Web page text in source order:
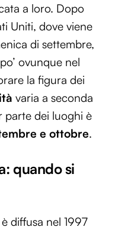
a loro. Dopo
Uniti, dove viene
di settembre,
ovunque nel
la figura dei
varia a seconda
parte dei luoghi è
e ottobre.
quando si
diffusa nel 1997